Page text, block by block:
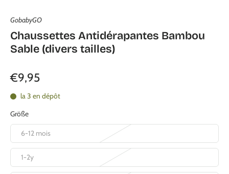
GobabyGO
Chaussettes Antidérapantes Bambou
Sable (divers tailles)
€9,95
la 3 en dépôt
Größe
6-12 mois
1-2y